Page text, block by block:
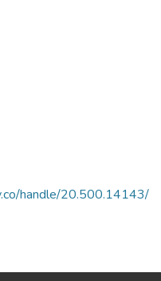
handle/20.500.14143/